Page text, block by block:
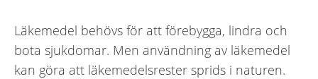
Läkemedel behövs för att förebygga, lindra och
bota sjukdomar. Men användning av läkemedel
kan göra att läkemedelsrester sprids i naturen.